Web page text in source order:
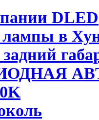
DLED
лампы в